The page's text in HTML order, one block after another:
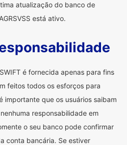
atualização do banco de
está ativo.
é fornecida apenas para fins
feitos todos os esforços para
importante que os usuários saibam
responsabilidade em
o seu banco pode confirmar
conta bancária. Se estiver